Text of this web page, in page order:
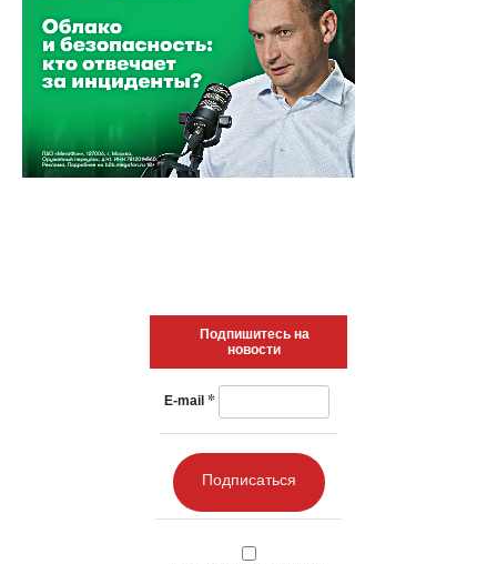
Подпишитесь на
новости
E-mail *
Подписаться